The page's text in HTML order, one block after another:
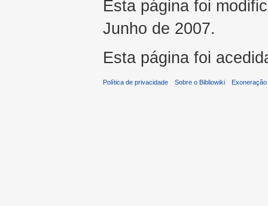
Esta página foi
Junho de 2007.
Esta página foi
Política de privacidade Sobre o Bibliowiki